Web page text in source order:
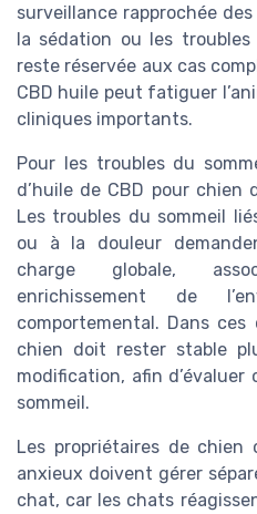
surveillance rapprochée
la sédation ou les
reste réservée aux cas
CBD huile peut fatiguer
cliniques importants.
Pour les troubles du
d’huile de CBD pour chien
Les troubles du sommeil
ou à la douleur
charge globale,
enrichissement de
comportemental. Dans
chien doit rester stable
modification, afin
sommeil.
Les propriétaires de
anxieux doivent gérer
chat, car les chats